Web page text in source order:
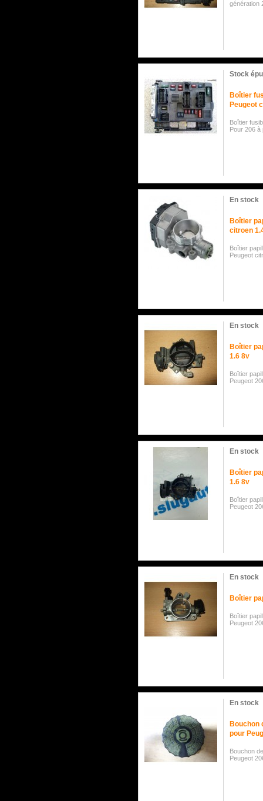
génération
Stock
Boîtier
Peugeot
Boîtier
Pour 206 à
En stock
Boîtier
citroen
Boîtier
Peugeot
En stock
Boîtier
1.6 8v
Boîtier
Peugeot
En stock
Boîtier
1.6 8v
Boîtier
Peugeot
En stock
Boîtier
Boîtier
Peugeot
En stock
Bouchon
pour
Bouchon
Peugeot